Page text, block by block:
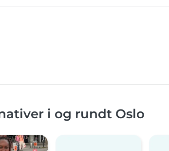
i og rundt Oslo